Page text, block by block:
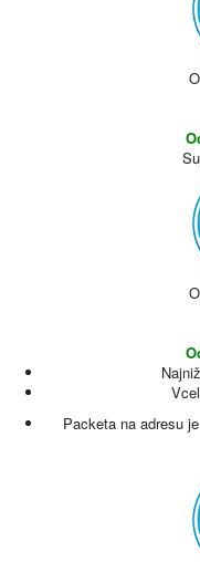
Packeta na adresu